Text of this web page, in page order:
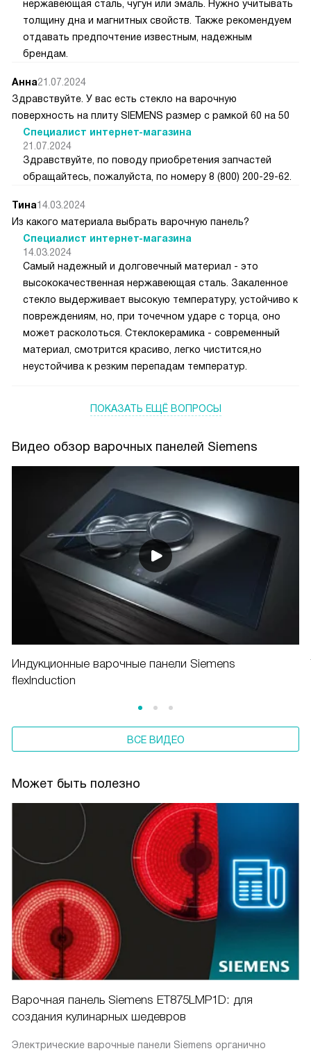
нержавеющая сталь, чугун или эмаль. Нужно учитывать
толщину дна и магнитных свойств. Также рекомендуем
отдавать предпочтение известным, надежным
брендам.
Анна21.07.2024
Здравствуйте. У вас есть стекло на варочную
поверхность на плиту SIEMENS размер с рамкой 60 на 50
Специалист интернет-магазина
21.07.2024
Здравствуйте, по поводу приобретения запчастей
обращайтесь, пожалуйста, по номеру 8 (800) 200-29-62.
Тина14.03.2024
Из какого материала выбрать варочную панель?
Специалист интернет-магазина
14.03.2024
Самый надежный и долговечный материал - это
высококачественная нержавеющая сталь. Закаленное
стекло выдерживает высокую температуру, устойчиво к
повреждениям, но, при точечном ударе с торца, оно
может расколоться. Стеклокерамика - современный
материал, смотрится красиво, легко чистится,но
неустойчива к резким перепадам температур.
ПОКАЗАТЬ ЕЩЁ ВОПРОСЫ
Видео обзор варочных панелей Siemens
Индукционные варочные панели Siemens
flexInduction
ВСЕ ВИДЕО
Может быть полезно
Варочная панель Siemens ET875LMP1D: для
создания кулинарных шедевров
Электрические варочные панели Siemens органично